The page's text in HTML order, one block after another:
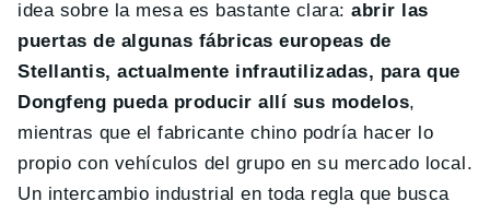
idea sobre la mesa es bastante clara:abrir las
puertas de algunas fábricas europeas de
Stellantis, actualmente infrautilizadas, para que
Dongfeng pueda producir allí sus modelos,
mientras que el fabricante chino podría hacer lo
propio con vehículos del grupo en su mercado local.
Un intercambio industrial en toda regla que busca